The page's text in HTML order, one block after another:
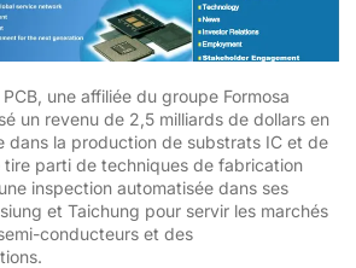
une affiliée du groupe Formosa
un revenu de 2,5 milliards de dollars en
dans la production de substrats IC et de
tire parti de techniques de fabrication
inspection automatisée dans ses
et Taichung pour servir les marchés
conducteurs et des